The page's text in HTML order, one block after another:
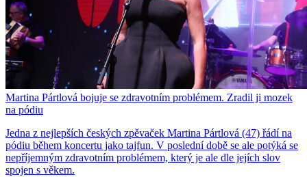
Martina Pártlová bojuje se zdravotním problémem. Zradil ji mozek
na pódiu
Jedna z nejlepších českých zpěvaček Martina Pártlová (47) řádí na
pódiu během koncertu jako tajfun. V poslední době se ale potýká se
nepříjemným zdravotním problémem, který je ale dle jejích slov
spojen s věkem.